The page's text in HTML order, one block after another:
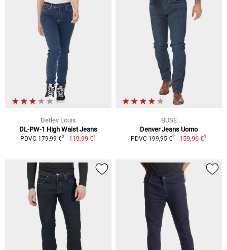
Detlev Louis
DL-PW-1 High Waist Jeans
PDVC 179,99 €2 119,99 €1
BÜSE
Denver Jeans Uomo
PDVC 199,95 €2 159,96 €1